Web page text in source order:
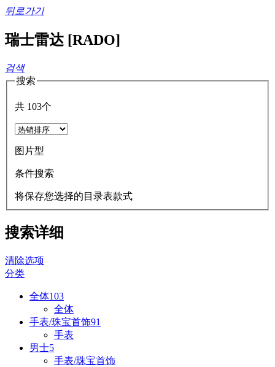
뒤로가기
瑞士雷达 [RADO]
검색
搜索
共 103个
图片型
条件搜索
将保存您选择的目录表款式
搜索详细
清除选项
分类
全体103
全体
手表/珠宝首饰91
手表
男士5
手表/珠宝首饰